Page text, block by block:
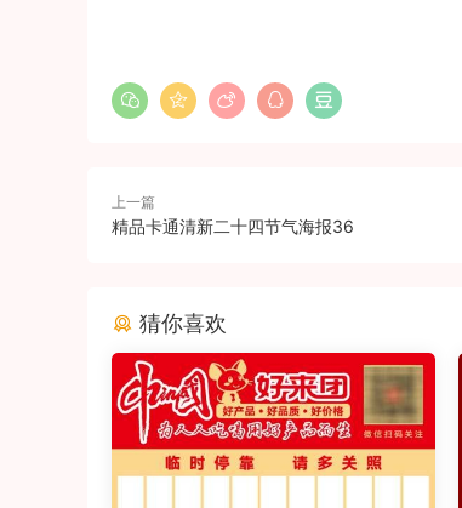
上一篇
精品卡通清新二十四节气海报36
猜你喜欢